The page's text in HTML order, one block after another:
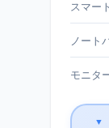
スマー
ノート
モニタ
▼